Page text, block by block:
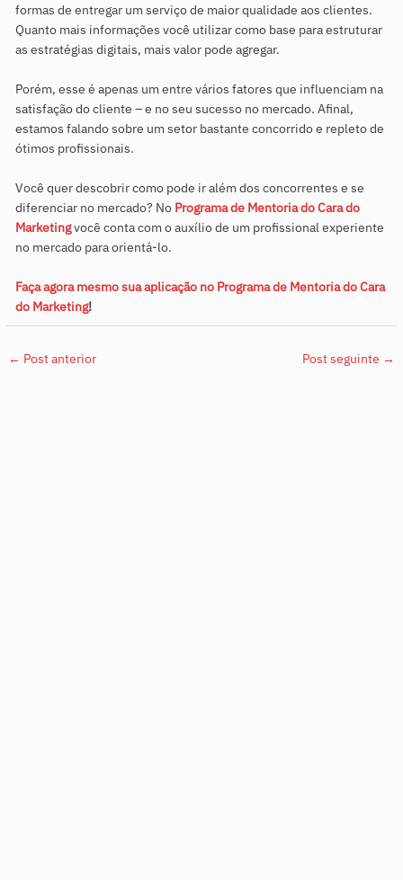
formas de entregar um serviço de maior qualidade aos clientes.
Quanto mais informações você utilizar como base para estruturar
as estratégias digitais, mais valor pode agregar.
Porém, esse é apenas um entre vários fatores que influenciam na
satisfação do cliente – e no seu sucesso no mercado. Afinal,
estamos falando sobre um setor bastante concorrido e repleto de
ótimos profissionais.
Você quer descobrir como pode ir além dos concorrentes e se
diferenciar no mercado? No Programa de Mentoria do Cara do
Marketingvocê conta com o auxílio de um profissional experiente
no mercado para orientá-lo.
Faça agora mesmo sua aplicação no Programa de Mentoria do Cara
do Marketing!
← Post anterior Post seguinte →